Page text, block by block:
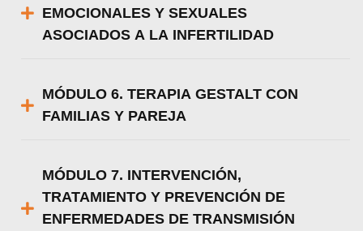
EMOCIONALES Y SEXUALES
ASOCIADOS A LA INFERTILIDAD
MÓDULO 6. TERAPIA GESTALT CON
FAMILIAS Y PAREJA
MÓDULO 7. INTERVENCIÓN,
TRATAMIENTO Y PREVENCIÓN DE
ENFERMEDADES DE TRANSMISIÓN